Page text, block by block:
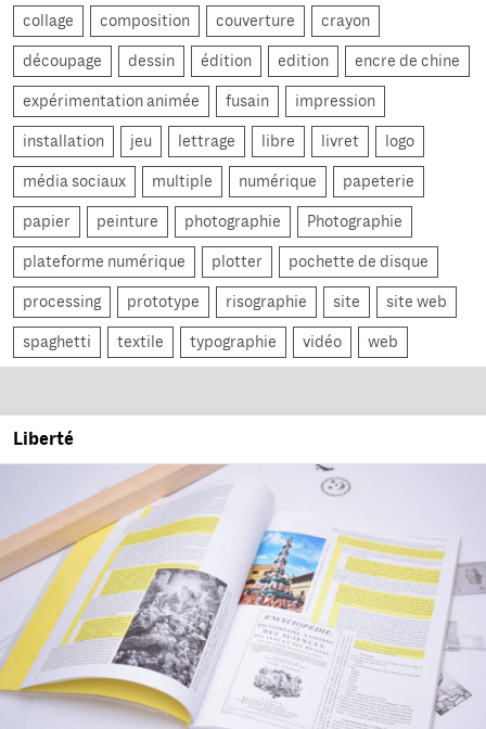
collage composition couverture crayon
découpage dessin édition edition encre de chine
expérimentation animée fusain impression
installation jeu lettrage libre livret logo
média sociaux multiple numérique papeterie
papier peinture photographie Photographie
plateforme numérique plotter pochette de disque
processing prototype risographie site site web
spaghetti textile typographie vidéo web
Liberté